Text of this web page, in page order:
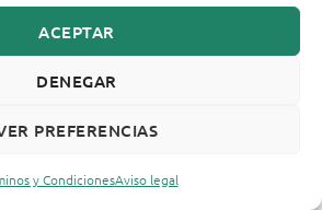
ACEPTAR
DENEGAR
PREFERENCIAS
y CondicionesAviso legal